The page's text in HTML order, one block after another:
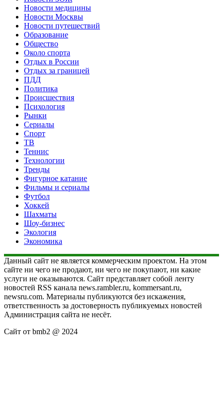
Новости медицины
Новости Москвы
Новости путешествий
Образование
Общество
Около спорта
Отдых в России
Отдых за границей
ПДД
Политика
Происшествия
Психология
Рынки
Сериалы
Спорт
ТВ
Теннис
Технологии
Тренды
Фигурное катание
Фильмы и сериалы
Футбол
Хоккей
Шахматы
Шоу-бизнес
Экология
Экономика
Данный сайт не является коммерческим проектом. На этом
сайте ни чего не продают, ни чего не покупают, ни какие
услуги не оказываются. Сайт представляет собой ленту
новостей RSS канала news.rambler.ru, kommersant.ru,
newsru.com. Материалы публикуются без искажения,
ответственность за достоверность публикуемых новостей
Администрация сайта не несёт.
Сайт от bmb2 @ 2024